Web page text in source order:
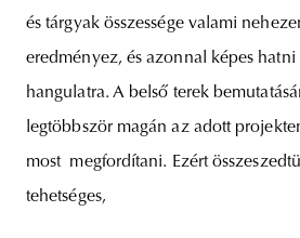
és tárgyak összessége valami
eredményez, és azonnal képes hatni
hangulatra. A belső terek
legtöbbször magán az adott
most megfordítani. Ezért
tehetséges,